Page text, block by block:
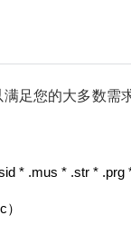
足您的大多数需
* .mus * .str * .prg *